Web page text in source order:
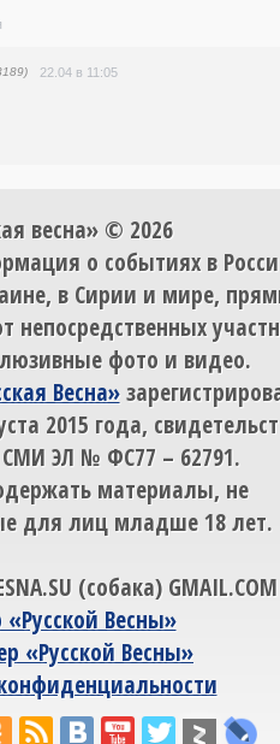
22.04 в 11:05
весна» © 2026
о событиях в
в Сирии и мире,
непосредственных
фото и видео.
Весна»
2015 года,
ЭЛ № ФС77 – 62791.
материалы, не
для лиц младше 18 лет.
(собака) GMAIL.COM
«Русской Весны»
«Русской Весны»